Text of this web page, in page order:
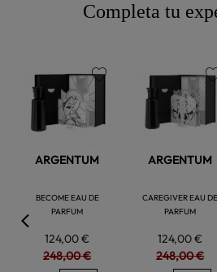
Completa tu
ARGENTUM
BECOME EAU DE
PARFUM
124,00 €
248,00 €
favorite
ARGENTUM
CAREGIVER EAU DE
PARFUM
124,00 €
248,00 €